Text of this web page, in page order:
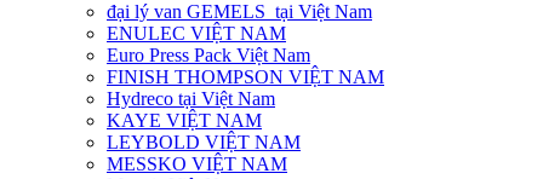
đại lý van GEMELS tại Việt Nam
ENULEC VIỆT NAM
Euro Press Pack Việt Nam
FINISH THOMPSON VIỆT NAM
Hydreco tại Việt Nam
KAYE VIỆT NAM
LEYBOLD VIỆT NAM
MESSKO VIỆT NAM